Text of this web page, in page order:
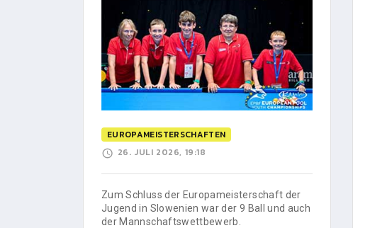
EUROPAMEISTERSCHAFTEN
26. JULI 2026, 19:18
Zum Schluss der Europameisterschaft der
Jugend in Slowenien war der 9 Ball und auch
der Mannschaftswettbewerb.